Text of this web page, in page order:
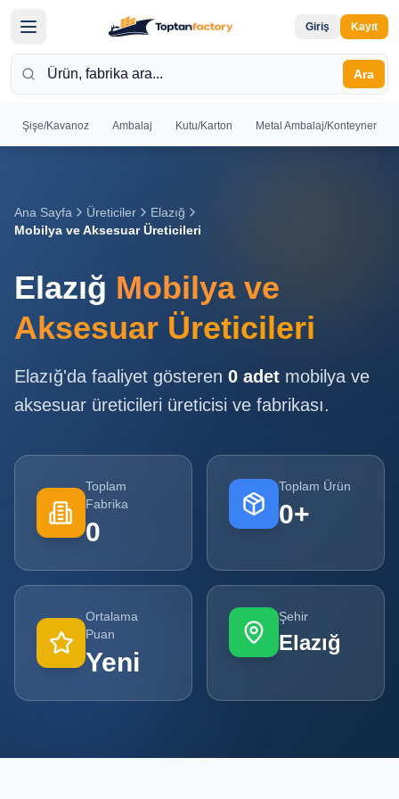
Giriş Kayıt
Ara
Şişe/Kavanoz Ambalaj Kutu/Karton Metal Ambalaj/Konteyner
Giriş yapın
veya kayıt
olun
Giriş
Kayıt
Ol
Ana
Sayfa
Tüm
Ürünler
POPÜLER
KATEGORILER
Şişe ve Kavanoz Üreticileri
Ambalaj Üreticileri
Ana Sayfa Üreticiler
Elazığ
Mobilya ve Aksesuar Üreticileri
Elazığ Mobilya ve
Aksesuar Üreticileri
Elazığ'da faaliyet gösteren 0 adet mobilya ve
aksesuar üreticileri üreticisi ve fabrikası.
Toplam
Fabrika
0
Toplam Ürün
0+
Ortalama
Puan
Yeni
Şehir
Elazığ